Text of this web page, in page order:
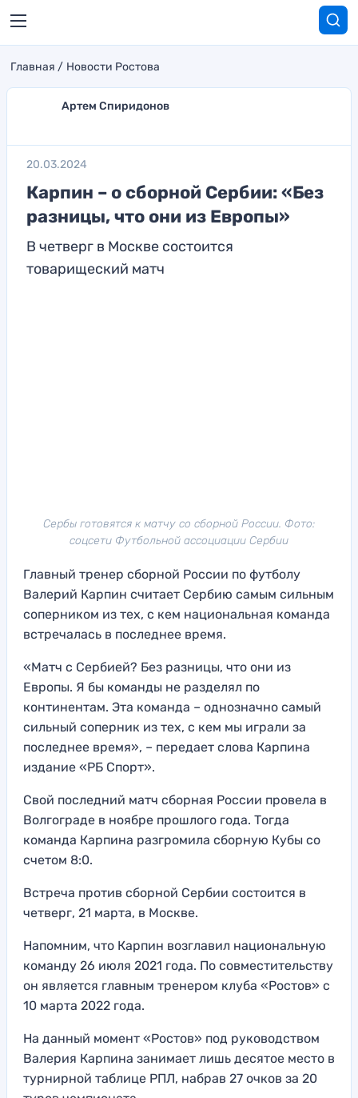
Главная Новости Ростова
Артем Спиридонов
20.03.2024
Карпин – о сборной Сербии: «Без
разницы, что они из Европы»
В четверг в Москве состоится
товарищеский матч
Сербы готовятся к матчу со сборной России. Фото:
соцсети Футбольной ассоциации Сербии
Главный тренер сборной России по футболу
Валерий Карпин считает Сербию самым сильным
соперником из тех, с кем национальная команда
встречалась в последнее время.
«Матч с Сербией? Без разницы, что они из
Европы. Я бы команды не разделял по
континентам. Эта команда – однозначно самый
сильный соперник из тех, с кем мы играли за
последнее время», – передает слова Карпина
издание «РБ Спорт».
Свой последний матч сборная России провела в
Волгограде в ноябре прошлого года. Тогда
команда Карпина разгромила сборную Кубы со
счетом 8:0.
Встреча против сборной Сербии состоится в
четверг, 21 марта, в Москве.
Напомним, что Карпин возглавил национальную
команду 26 июля 2021 года. По совместительству
он является главным тренером клуба «Ростов» с
10 марта 2022 года.
На данный момент «Ростов» под руководством
Валерия Карпина занимает лишь десятое место в
турнирной таблице РПЛ, набрав 27 очков за 20